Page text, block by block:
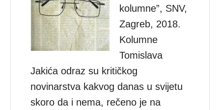
kolumne”, SNV,
Zagreb, 2018.
Kolumne
Tomislava
Jakića odraz su kritičkog
novinarstva kakvog danas u svijetu
skoro da i nema, rečeno je na